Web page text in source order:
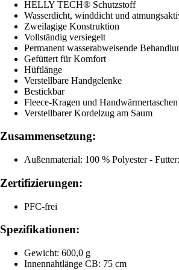
HELLY TECH® Schutzstoff
Wasserdicht, winddicht und
Zweilagige Konstruktion
Vollständig versiegelt
Permanent wasserabweisende
Gefüttert für Komfort
Hüftlänge
Verstellbare Handgelenke
Bestickbar
Fleece-Kragen und Handwärmertaschen
Verstellbarer Kordelzug am Saum
Zusammensetzung:
Außenmaterial: 100 % Polyester -
Zertifizierungen:
PFC-frei
Spezifikationen:
Gewicht: 600,0 g
Innennahtlänge CB: 75 cm